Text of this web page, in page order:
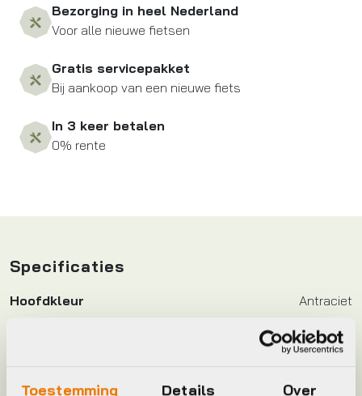
Toestemming Details Over
Bezorging in heel Nederland
Voor alle nieuwe fietsen
Gratis servicepakket
Bij aankoop van een nieuwe fiets
In 3 keer betalen
0% rente
Specificaties
Hoofdkleur Antraciet
Op voorraad bij leverancier